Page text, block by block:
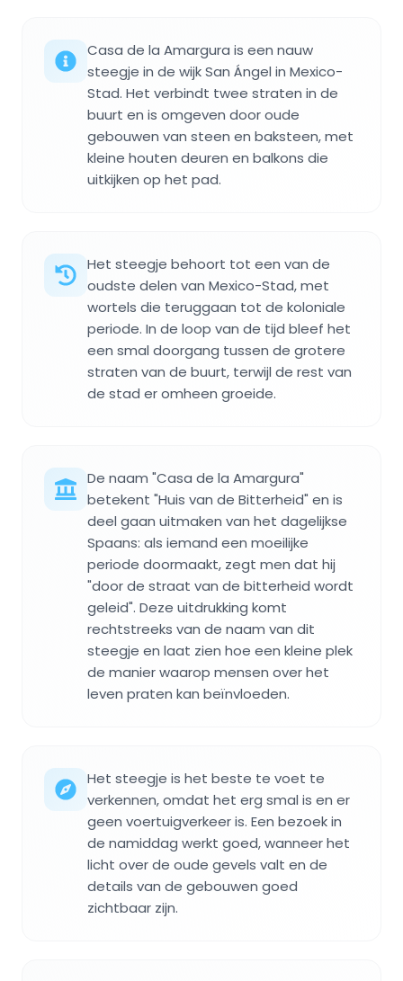
Casa de la Amargura is een nauw
steegje in de wijk San Ángel in Mexico-
Stad. Het verbindt twee straten in de
buurt en is omgeven door oude
gebouwen van steen en baksteen, met
kleine houten deuren en balkons die
uitkijken op het pad.
Het steegje behoort tot een van de
oudste delen van Mexico-Stad, met
wortels die teruggaan tot de koloniale
periode. In de loop van de tijd bleef het
een smal doorgang tussen de grotere
straten van de buurt, terwijl de rest van
de stad er omheen groeide.
De naam "Casa de la Amargura"
betekent "Huis van de Bitterheid" en is
deel gaan uitmaken van het dagelijkse
Spaans: als iemand een moeilijke
periode doormaakt, zegt men dat hij
"door de straat van de bitterheid wordt
geleid". Deze uitdrukking komt
rechtstreeks van de naam van dit
steegje en laat zien hoe een kleine plek
de manier waarop mensen over het
leven praten kan beïnvloeden.
Het steegje is het beste te voet te
verkennen, omdat het erg smal is en er
geen voertuigverkeer is. Een bezoek in
de namiddag werkt goed, wanneer het
licht over de oude gevels valt en de
details van de gebouwen goed
zichtbaar zijn.